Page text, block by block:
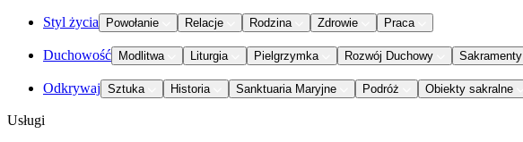
Styl życia Powołanie Relacje Rodzina Zdrowie Praca
Duchowość Modlitwa Liturgia Pielgrzymka Rozwój Duchowy Sakramenty
Odkrywaj Sztuka Historia Sanktuaria Maryjne Podróż Obiekty sakralne
Usługi